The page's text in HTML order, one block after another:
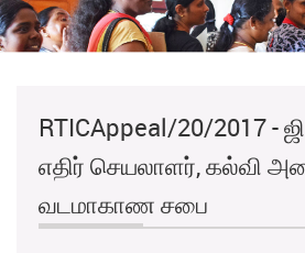
RTICAppeal/20/2017 -
எதிர் செயலாளர், கல்வி
வடமாகாண சபை